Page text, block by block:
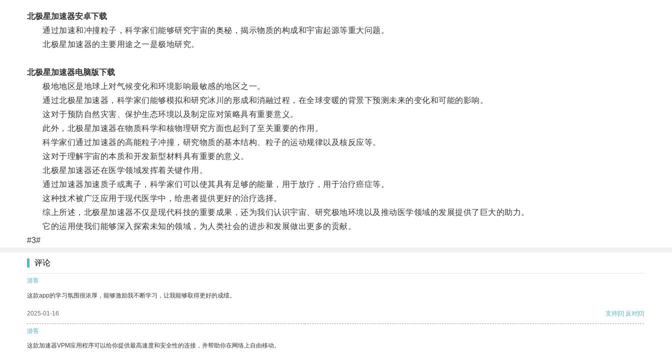
北极星加速器安卓下载
通过加速和冲撞粒子，科学家们能够研究宇宙的奥秘，揭示物质的构成和宇宙起源等重大问题。
北极星加速器的主要用途之一是极地研究。
北极星加速器电脑版下载
极地地区是地球上对气候变化和环境影响最敏感的地区之一。
通过北极星加速器，科学家们能够模拟和研究冰川的形成和消融过程，在全球变暖的背景下预测未来的变化和可能的影响。
这对于预防自然灾害、保护生态环境以及制定应对策略具有重要意义。
此外，北极星加速器在物质科学和核物理研究方面也起到了至关重要的作用。
科学家们通过加速器的高能粒子冲撞，研究物质的基本结构、粒子的运动规律以及核反应等。
这对于理解宇宙的本质和开发新型材料具有重要的意义。
北极星加速器还在医学领域发挥着关键作用。
通过加速器加速质子或离子，科学家们可以使其具有足够的能量，用于放疗，用于治疗癌症等。
这种技术被广泛应用于现代医学中，给患者提供更好的治疗选择。
综上所述，北极星加速器不仅是现代科技的重要成果，还为我们认识宇宙、研究极地环境以及推动医学领域的发展提供了巨大的助力。
它的运用使我们能够深入探索未知的领域，为人类社会的进步和发展做出更多的贡献。
#3#
评论
游客
这款app的学习氛围很浓厚，能够激励我不断学习，让我能够取得更好的成绩。
2025-01-16 支持[0] 反对[0]
游客
这款加速器VPM应用程序可以给你提供最高速度和安全性的连接，并帮助你在网络上自由移动。